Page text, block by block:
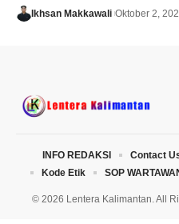
Ikhsan Makkawali Oktober 2,
© 2026 Lentera Kalimantan. All
INFO REDAKSI Contact
Kode Etik
SOP